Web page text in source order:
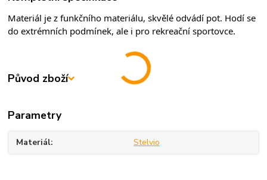
Materiál je z funkčního materiálu, skvělé odvádí pot. Hodí se
do extrémních podmínek, ale i pro rekreační sportovce.
Původ zboží
Parametry
Materiál Stelvio